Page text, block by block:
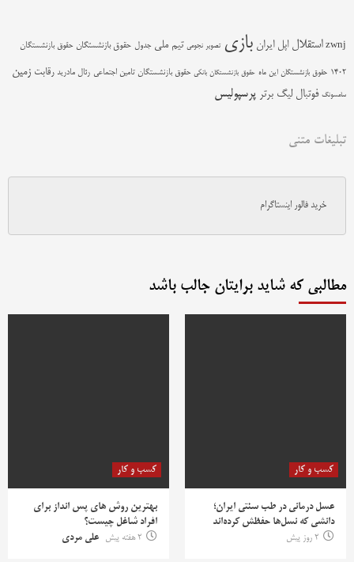
zwnj استقلال اپل ایران بازی تصویر نجومی تیم ملی جدول حقوق بازنشستگان حقوق بازنشستگان
1402 حقوق بازنشستگان این ماه حقوق بازنشستگان بانکی حقوق بازنشستگان تامین اجتماعی رئال مادرید رقابت زمین
سامسونگ فوتبال لیگ برتر پرسپولیس
تبلیغات متنی
خرید فالور اینستاگرام
مطالبی که شاید برایتان جالب باشد
کسب و کار
عسل درمانی در طب سنتی ایران؛
دانشی که نسل‌ها حفظش کرده‌اند
2 روز پیش
کسب و کار
بهترین روش‌ های پس‌ انداز برای
افراد شاغل چیست؟
2 هفته پیش
علی مردی